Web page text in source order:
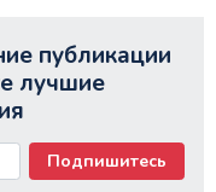
публикации
лучшие
Подпишитесь